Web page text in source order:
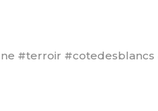
#terroir #cotedesblancs